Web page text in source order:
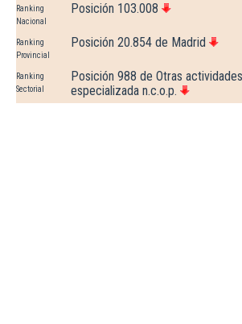
Ranking
Nacional
Posición 103.008
Ranking
Provincial
Posición 20.854 de Madrid
Ranking
Sectorial
Posición 988 de Otras
especializada n.c.o.p.